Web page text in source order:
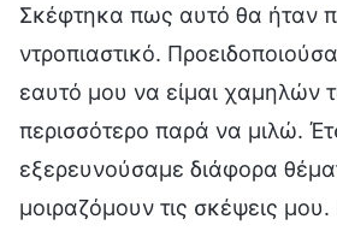
Σκέφτηκα πως αυτό θα ήταν
ντροπιαστικό.
εαυτό μου να είμαι χαμηλών
περισσότερο παρά να μιλώ.
εξερευνούσαμε διάφορα
μοιραζόμουν τις σκέψεις